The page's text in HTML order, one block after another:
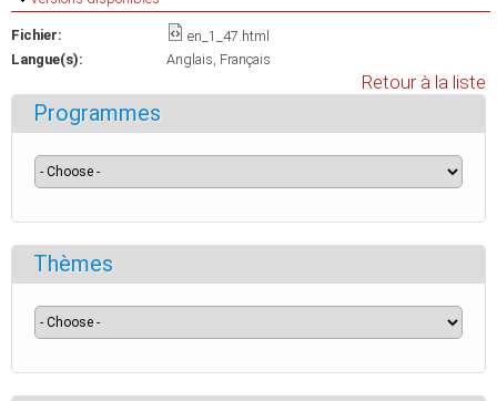
Fichier:
en_1_47.html
Langue(s):
Anglais Français
Retour à la liste
Programmes
Thèmes